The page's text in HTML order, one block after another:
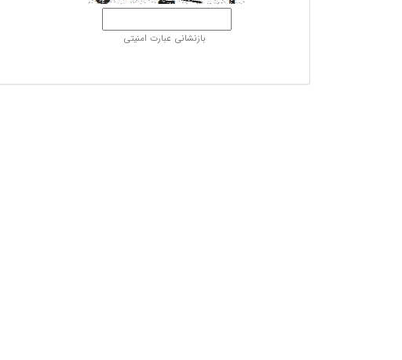
بازنشانی عبارت امنیتی